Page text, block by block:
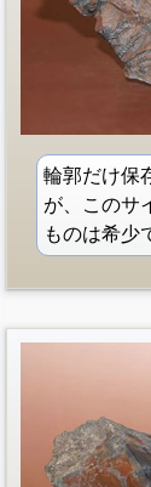
輪郭だけ保
が、このサ
ものは希少